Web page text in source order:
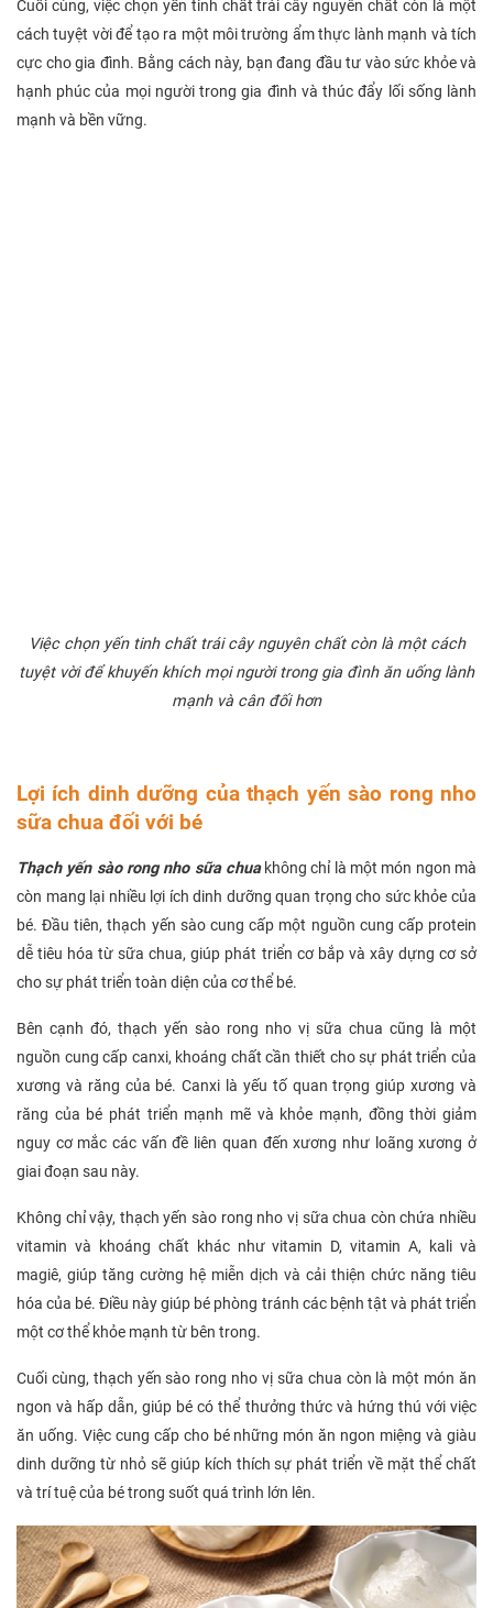
Cuối cùng, việc chọn yến tinh chất trái cây nguyên chất còn là một
cách tuyệt vời để tạo ra một môi trường ẩm thực lành mạnh và tích
cực cho gia đình. Bằng cách này, bạn đang đầu tư vào sức khỏe và
hạnh phúc của mọi người trong gia đình và thúc đẩy lối sống lành
mạnh và bền vững.
Việc chọn yến tinh chất trái cây nguyên chất còn là một cách
tuyệt vời để khuyến khích mọi người trong gia đình ăn uống lành
mạnh và cân đối hơn
Lợi ích dinh dưỡng của thạch yến sào rong nho
sữa chua đối với bé
Thạch yến sào rong nho sữa chuakhông chỉ là một món ngon mà
còn mang lại nhiều lợi ích dinh dưỡng quan trọng cho sức khỏe của
bé. Đầu tiên, thạch yến sào cung cấp một nguồn cung cấp protein
dễ tiêu hóa từ sữa chua, giúp phát triển cơ bắp và xây dựng cơ sở
cho sự phát triển toàn diện của cơ thể bé.
Bên cạnh đó, thạch yến sào rong nho vị sữa chua cũng là một
nguồn cung cấp canxi, khoáng chất cần thiết cho sự phát triển của
xương và răng của bé. Canxi là yếu tố quan trọng giúp xương và
răng của bé phát triển mạnh mẽ và khỏe mạnh, đồng thời giảm
nguy cơ mắc các vấn đề liên quan đến xương như loãng xương ở
giai đoạn sau này.
Không chỉ vậy, thạch yến sào rong nho vị sữa chua còn chứa nhiều
vitamin và khoáng chất khác như vitamin D, vitamin A, kali và
magiê, giúp tăng cường hệ miễn dịch và cải thiện chức năng tiêu
hóa của bé. Điều này giúp bé phòng tránh các bệnh tật và phát triển
một cơ thể khỏe mạnh từ bên trong.
Cuối cùng, thạch yến sào rong nho vị sữa chua còn là một món ăn
ngon và hấp dẫn, giúp bé có thể thưởng thức và hứng thú với việc
ăn uống. Việc cung cấp cho bé những món ăn ngon miệng và giàu
dinh dưỡng từ nhỏ sẽ giúp kích thích sự phát triển về mặt thể chất
và trí tuệ của bé trong suốt quá trình lớn lên.